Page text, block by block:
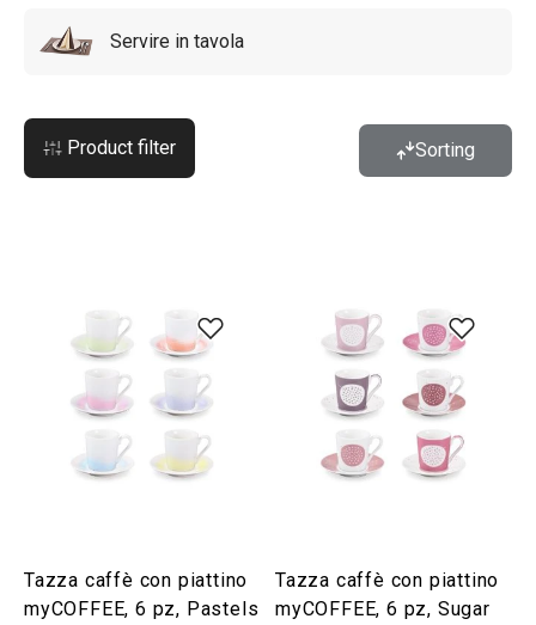
Servire in tavola
Product filter Sorting
Tazza caffè con piattino
myCOFFEE, 6 pz, Pastels
Tazza caffè con piattino
myCOFFEE, 6 pz, Sugar